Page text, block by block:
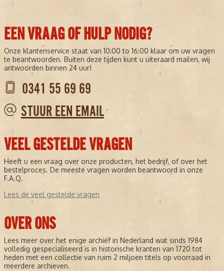
EEN VRAAG OF HULP NODIG?
Onze klantenservice staat van 10:00 to 16:00 klaar om uw vragen
te beantwoorden. Buiten deze tijden kunt u uiteraard mailen, wij
antwoorden binnen 24 uur!
0341 55 69 69
STUUR EEN EMAIL
VEEL GESTELDE VRAGEN
Heeft u een vraag over onze producten, het bedrijf, of over het
bestelproces. De meeste vragen worden beantwoord in onze
F.A.Q.
Lees de veel gestelde vragen
OVER ONS
Lees meer over het enige archief in Nederland wat sinds 1984
volledig gespecialiseerd is in historische kranten van 1720 tot
heden met een collectie van ruim 2 miljoen titels op voorraad in
meerdere archieven.